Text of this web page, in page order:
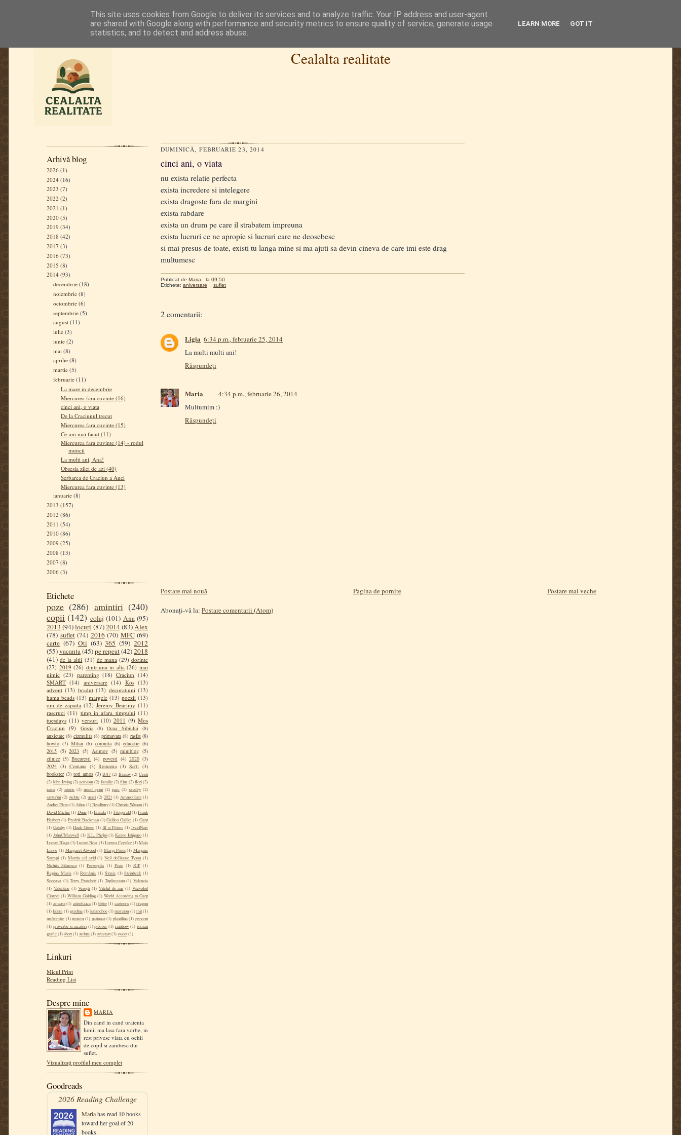
Cealalta realitate
Arhivă blog
2026 (1)
2024 (16)
2023 (7)
2022 (2)
2021 (1)
2020 (5)
2019 (34)
2018 (42)
2017 (3)
2016 (73)
2015 (8)
2014 (93)
decembrie (18)
noiembrie (8)
octombrie (6)
septembrie (5)
august (11)
iulie (3)
iunie (2)
mai (8)
aprilie (8)
martie (5)
februarie (11)
La mare in decembrie
Miercurea fara cuvinte (16)
cinci ani, o viata
De la Craciunul trecut
Miercurea fara cuvinte (15)
Ce-am mai facut (11)
Miercurea fara cuvinte (14) - rodul
muncii
La multi ani, Ana!
Obsesia zilei de azi (40)
Serbarea de Craciun a Anei
Miercurea fara cuvinte (13)
ianuarie (8)
2013 (157)
2012 (86)
2011 (54)
2010 (86)
2009 (25)
2008 (13)
2007 (8)
2006 (3)
Etichete
poze (286) amintiri (240)
copii (142) colaj (101) Ana (95)
2013 (94)locuri (87)2014(83) Alex
(78) suflet (74) 2016 (70) MFC (69)
carte (67) Oti (63) 365 (59) 2012
(55)vacanta (45)pe repeat(42)2018
(41) de la altii (31) de mana (29) dorinte
(27) 2019 (26) dintr-una in alta (26) mai
nimic (23) parenting (18) Craciun (14)
SMART (14) aniversare (14) Kos (13)
advent (13) bradut (13) decoratiuni (13)
hama beads (13) margele (13) poezii (13)
om de zapada (12) Jeremy Bearimy (11)
rascruci (11) timp in afara timpului (11)
tuesdays (11) versuri (10) 2011 (9) Mos
Craciun
(9) Grecia (8) Ocna Sibiului
(8)
anxietate (8) cizmulita (8) primavara (8) rasfat (8)
howto (7) Mihai (6) coronita (6) educatie (6)
2015 (5) 2023 (5) Asimov (5) miniblog (5)
zilnice (5) Bucuresti (4) povesti (4) 2020 (3)
2024 (3) Comana (3) Romania (3) Sarti (3)
bookster (3) tori amos (3) 2017 (2) Brasov (2) Cristi
(2)John Irving (2)activism (2) familie(2)film (2) flori(2)
iarna (2) istorie (2) micul print (2) parc (2) ravelry (2)
santorini (2) stelute (2) urari (2) 2021 (1) Ammouliani (1)
Andrei Plesu(1)Athos(1)Bradbury(1)Christie Watson(1)
David Michie (1) Dune(1)Enisala (1) Fitzgerald(1)Frank
Herbert (1) Fredrik Backman (1) Galileo Galilei (1) Garp
(1) Gatsby (1) Hank Green (1) Ilf si Petrov (1) IvcelNaiv
(1) JohnCMaxwell (1) K.L. Phelps (1) Kazuo Ishiguro (1)
Lucian Blaga(1)Lucian Boia (1)Lumea Copiilor(1)Maja
Lunde (1) Margaret Atwood (1) Margi Preus (1) Marjane
Satrapi (1) Martin cel avid (1) Neil deGrasse Tyson (1)
Nichita Stănescu (1) Persepolis (1) Pixie (1) RIP (1)
Regina Maria (1) România (1) Sinaia (1) Steinbeck (1)
Suceava (1) Terry Pratchett (1) Topârceanu (1) Valencia
(1) Valentine (1) Verești (1) Vitelul de aur (1) Vsevolod
Ciornei (1) William Golding (1) World According to Garp
(1) amarui (1) astrofizica (1) bitter (1) cartoons (1) dragon
(1)fazan (1)gradina(1) kalanchoe (1)maraton (1) mit(1)
multumire (1) muzeu (1) patinoar (1) plastilina (1) prezent
(1) proverbe si zicatori (1) pulover (1) rainbow (1) roman
grafic(1)short(1)steluta(1)streetart(1)sweet(1)
Linkuri
Micul Print
Reading List
Despre mine
MARIA
Din cand in cand uratenia
lumii ma lasa fara vorbe, in
rest privesc viata cu ochii
de copil si zambesc din
suflet.
Vizualizați profilul meu complet
Goodreads
2026 Reading Challenge
Mariahas read 10 books
toward her goal of 20
books.
DUMINICĂ, FEBRUARIE 23, 2014
cinci ani, o viata
nu exista relatie perfecta
exista incredere si intelegere
exista dragoste fara de margini
exista rabdare
exista un drum pe care il strabatem impreuna
exista lucruri ce ne apropie si lucruri care ne deosebesc
si mai presus de toate, existi tu langa mine si ma ajuti sa devin cineva de care imi este drag
multumesc
Publicat de Maria la 09:50
Etichete: aniversare , suflet
2 comentarii:
Ligia 6:34 p.m., februarie 25, 2014
La multi multi ani!
Răspundeți
Maria
4:34 p.m., februarie 26, 2014
Multumim :)
Răspundeți
Postare mai nouă Postare mai veche
Pagina de pornire
Abonați-vă la: Postare comentarii (Atom)
This site uses cookies from Google to deliver its services and to analyze traffic. Your IP address and user-agent
are shared with Google along with performance and security metrics to ensure quality of service, generate usage
statistics, and to detect and address abuse.
LEARN MORE GOT IT